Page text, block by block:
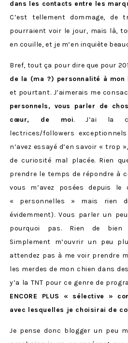
dans les contacts entre les
C’est tellement dommage, de
pourraient voir le jour, mais là,
en couille, et je m’en inquiète
Bref, tout ça pour dire que pour
de la (ma ?) personnalité à mon
et pourtant. J’aimerais me
personnels, vous parler de
cœur, de moi. J’ai la
lectrices/followers
n’avez essayé d’en savoir « trop
de curiosité mal placée. Rien
prendre le temps de répondre à
vous m’avez posées depuis
« personnelles » mais rien
évidemment). Vous parler un
pourquoi pas. Rien de bien
Simplement m’ouvrir un peu
attendez pas à me voir prendre
les merdes de mon chien dans
y’a la TNT pour ce genre de
ENCORE PLUS « sélective »
avec lesquelles je choisirai de
Je pense donc blogger un peu